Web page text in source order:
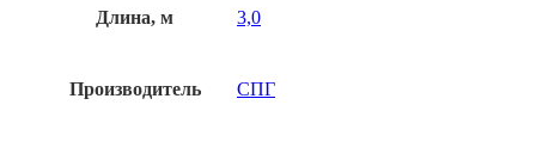
Длина, м 3,0
Производитель СПГ